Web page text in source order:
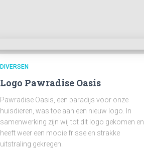
DIVERSEN
Logo Pawradise Oasis
Pawradise Oasis, een paradijs voor onze
huisdieren, was toe aan een nieuw logo. In
samenwerking zijn wij tot dit logo gekomen en
heeft weer een mooie frisse en strakke
uitstraling gekregen.